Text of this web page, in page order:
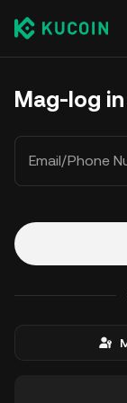
Mag-log in
Email/Phone